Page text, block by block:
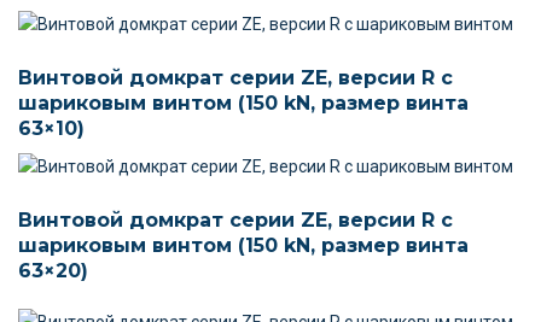
Винтовой домкрат серии ZE, версии R c
шариковым винтом (150 kN, размер винта
63×10)
Винтовой домкрат серии ZE, версии R c
шариковым винтом (150 kN, размер винта
63×20)